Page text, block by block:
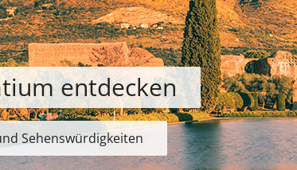
entdecken
Sehenswürdigkeiten